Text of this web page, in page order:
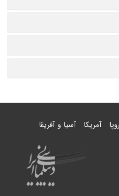
آمریکا آسیا و آفریقا